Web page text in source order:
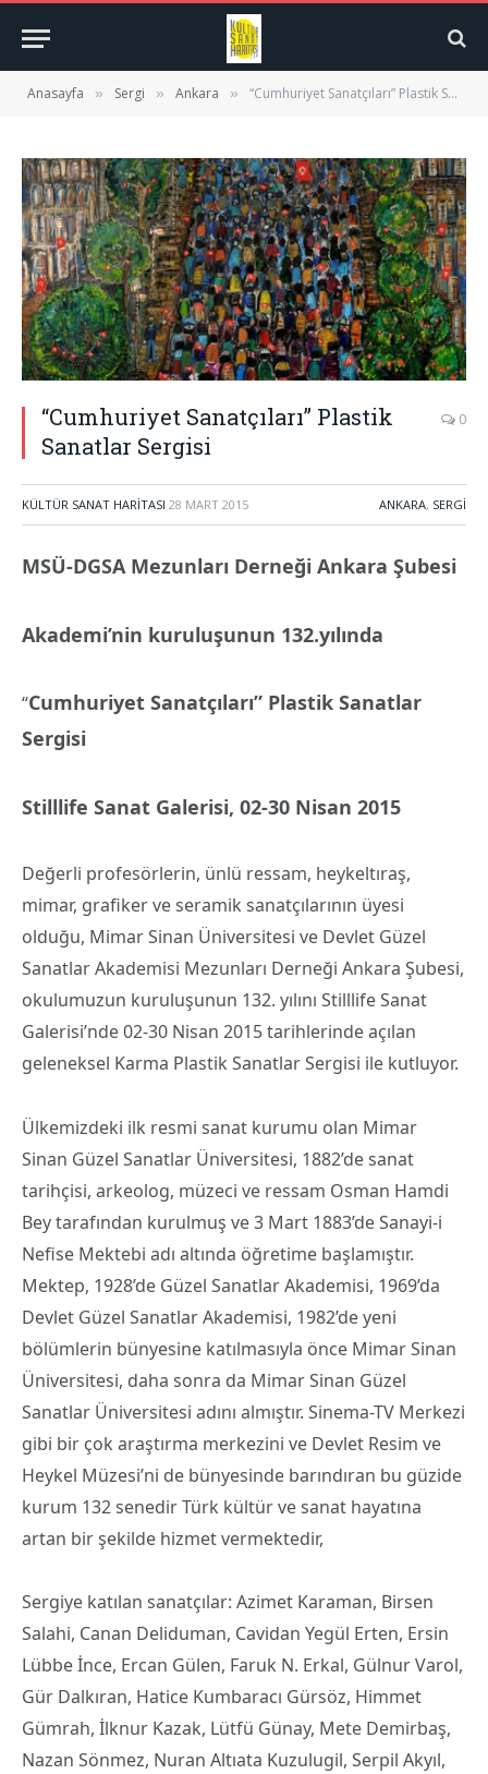
Anasayfa » Sergi » Ankara » “Cumhuriyet Sanatçıları” Plastik Sanatlar Sergisi
“Cumhuriyet Sanatçıları” Plastik
Sanatlar Sergisi
0
KÜLTÜR SANAT HARITASI 28 MART 2015 ANKARA, SERGI
MSÜ-DGSA Mezunları Derneği Ankara Şubesi
Akademi’nin kuruluşunun 132.yılında
“Cumhuriyet Sanatçıları” Plastik Sanatlar
Sergisi
Stilllife Sanat Galerisi, 02-30 Nisan 2015
Değerli profesörlerin, ünlü ressam, heykeltıraş,
mimar, grafiker ve seramik sanatçılarının üyesi
olduğu, Mimar Sinan Üniversitesi ve Devlet Güzel
Sanatlar Akademisi Mezunları Derneği Ankara Şubesi,
okulumuzun kuruluşunun 132. yılını Stilllife Sanat
Galerisi’nde 02-30 Nisan 2015 tarihlerinde açılan
geleneksel Karma Plastik Sanatlar Sergisi ile kutluyor.
Ülkemizdeki ilk resmi sanat kurumu olan Mimar
Sinan Güzel Sanatlar Üniversitesi, 1882’de sanat
tarihçisi, arkeolog, müzeci ve ressam Osman Hamdi
Bey tarafından kurulmuş ve 3 Mart 1883’de Sanayi-i
Nefise Mektebi adı altında öğretime başlamıştır.
Mektep, 1928’de Güzel Sanatlar Akademisi, 1969’da
Devlet Güzel Sanatlar Akademisi, 1982’de yeni
bölümlerin bünyesine katılmasıyla önce Mimar Sinan
Üniversitesi, daha sonra da Mimar Sinan Güzel
Sanatlar Üniversitesi adını almıştır. Sinema-TV Merkezi
gibi bir çok araştırma merkezini ve Devlet Resim ve
Heykel Müzesi’ni de bünyesinde barındıran bu güzide
kurum 132 senedir Türk kültür ve sanat hayatına
artan bir şekilde hizmet vermektedir,
Sergiye katılan sanatçılar: Azimet Karaman, Birsen
Salahi, Canan Deliduman, Cavidan Yegül Erten, Ersin
Lübbe İnce, Ercan Gülen, Faruk N. Erkal, Gülnur Varol,
Gür Dalkıran, Hatice Kumbaracı Gürsöz, Himmet
Gümrah, İlknur Kazak, Lütfü Günay, Mete Demirbaş,
Nazan Sönmez, Nuran Altıata Kuzulugil, Serpil Akyıl,